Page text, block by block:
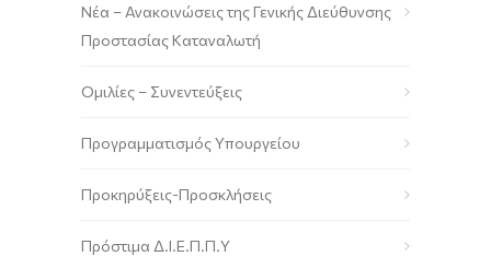
Νέα – Ανακοινώσεις της Γενικής Διεύθυνσης
Προστασίας Καταναλωτή
Ομιλίες – Συνεντεύξεις
Προγραμματισμός Υπουργείου
Προκηρύξεις-Προσκλήσεις
Πρόστιμα Δ.Ι.Ε.Π.Π.Υ